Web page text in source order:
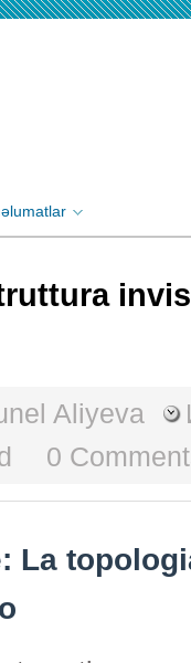
Aliyeva
0
La